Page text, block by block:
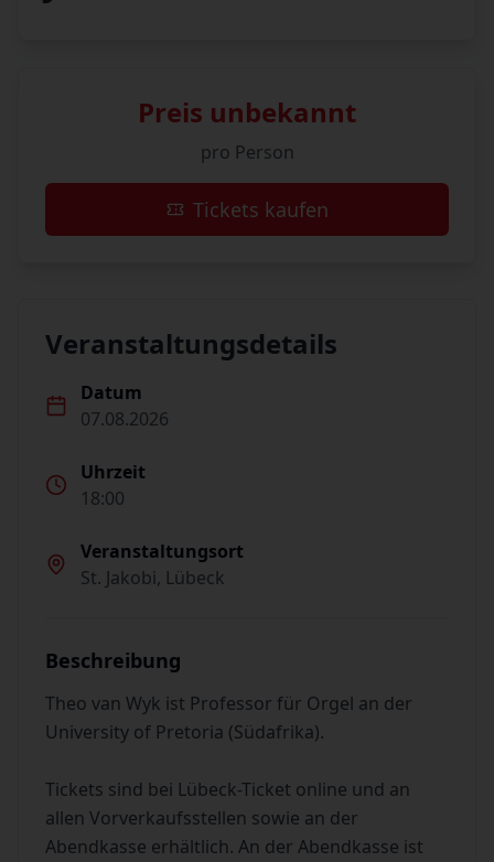
Preis unbekannt
pro Person
Tickets kaufen
Veranstaltungsdetails
Datum
07.08.2026
Uhrzeit
18:00
Veranstaltungsort
St. Jakobi, Lübeck
Beschreibung
Theo van Wyk ist Professor für Orgel an der
University of Pretoria (Südafrika).
Tickets sind bei Lübeck-Ticket online und an
allen Vorverkaufsstellen sowie an der
Abendkasse erhältlich. An der Abendkasse ist